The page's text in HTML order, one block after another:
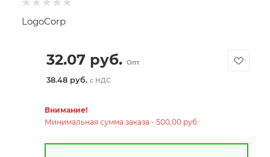
LogoCorp
32.07 руб. Опт
38.48 руб. с НДС
Внимание!
Минимальная сумма заказа - 500,00 руб.